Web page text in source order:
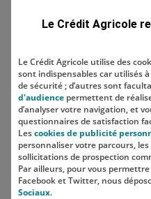
Localisation
Le Crédit Agricole
Le Crédit Agricole utilise des
sont indispensables car utilisés
de sécurité ; d’autres sont
d'audience permettent de
d’analyser votre navigation, et
questionnaires de satisfaction
Lescookies de publicité
personnaliser votre parcours,
sollicitations de prospection
Par ailleurs, pour vous
Facebook et Twitter, nous
Sociaux.